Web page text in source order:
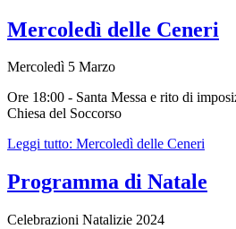
Mercoledì delle Ceneri
Mercoledì 5 Marzo
Ore 18:00 - Santa Messa e rito di
Chiesa del Soccorso
Leggi tutto: Mercoledì delle Ceneri
Programma di Natale
Celebrazioni Natalizie 2024